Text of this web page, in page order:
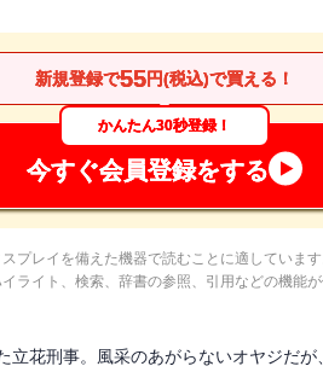
新規登録で55円(税込)で買える！
かんたん30秒登録！
今すぐ会員登録をする
プレイを備えた機器で読むことに適しています
ライト、検索、辞書の参照、引用などの機能が
立花刑事。風采のあがらないオヤジだ